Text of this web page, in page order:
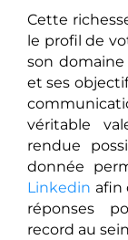
Cette
le profil de
son domaine
et ses
véritable
rendue
donnée
Linkedin afin
réponses
record au